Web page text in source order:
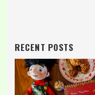
RECENT POSTS